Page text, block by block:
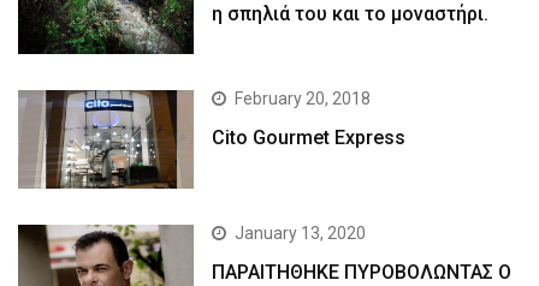
η σπηλιά του και το μοναστήρι.
February 20, 2018
Cito Gourmet Express
January 13, 2020
ΠΑΡΑΙΤΗΘΗΚΕ ΠΥΡΟΒΟΛΩΝΤΑΣ Ο